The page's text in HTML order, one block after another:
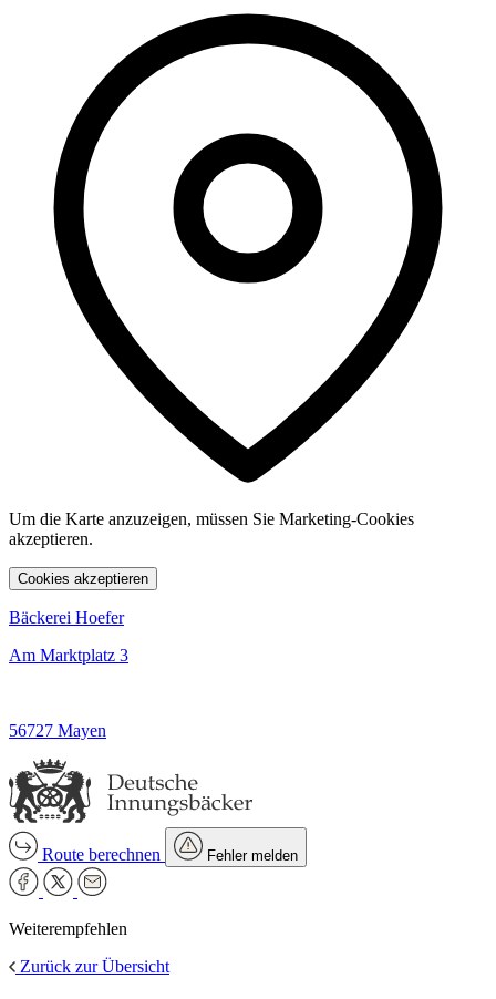
Um die Karte anzuzeigen, müssen Sie Marketing-Cookies
akzeptieren.
Cookies akzeptieren
Bäckerei Hoefer
Am Marktplatz 3
56727 Mayen
Route berechnen Fehler melden
Weiterempfehlen
Zurück zur Übersicht